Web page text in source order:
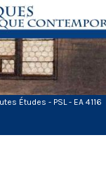
Études - PSL - EA 4116